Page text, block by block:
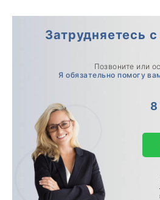
Затрудняетесь
Позвоните или
Я обязательно помогу